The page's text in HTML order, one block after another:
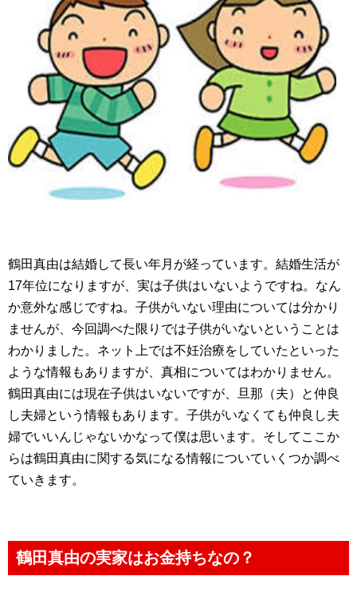
鶴田真由は結婚して長い年月が経っています。結婚生活が
17年位になりますが、実は子供はいないようですね。なん
か意外な感じですね。子供がいない理由については分かり
ませんが、今回調べた限りでは子供がいないということは
わかりました。ネット上では不妊治療をしていたといった
ような情報もありますが、真相についてはわかりません。
鶴田真由には現在子供はいないですが、旦那（夫）と仲良
し夫婦という情報もあります。子供がいなくても仲良し夫
婦でいいんじゃないかなって僕は思います。そしてここか
らは鶴田真由に関する気になる情報についていくつか調べ
ていきます。
鶴田真由の実家はお金持ちなの？